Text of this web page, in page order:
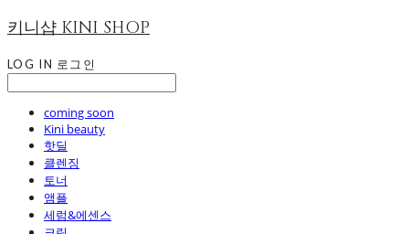
키니샵 KINI SHOP
LOG IN 로그인
coming soon
Kini beauty
핫딜
클렌징
토너
앰플
세럼&에센스